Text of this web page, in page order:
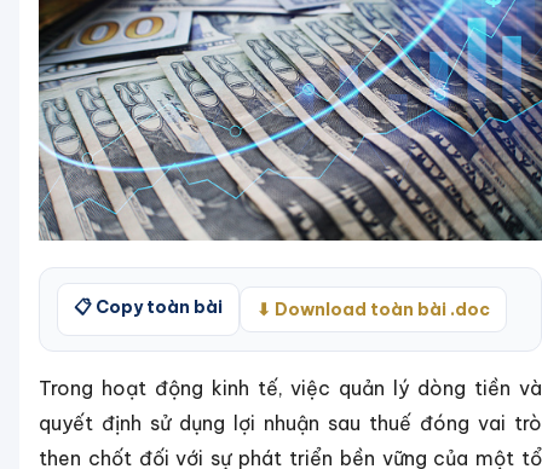
📋 Copy toàn bài ⬇ Download toàn bài .doc
Trong hoạt động kinh tế, việc quản lý dòng tiền và
quyết định sử dụng lợi nhuận sau thuế đóng vai trò
then chốt đối với sự phát triển bền vững của một tổ